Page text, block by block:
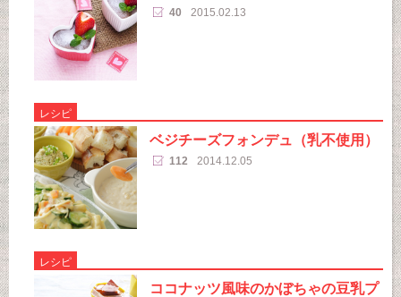
40 2015.02.13
レシピ
ベジチーズフォンデュ（乳不使用）
112 2014.12.05
レシピ
ココナッツ風味のかぼちゃの豆乳プ